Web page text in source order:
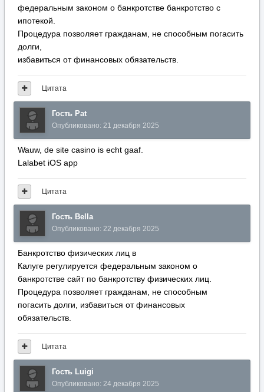
федеральным законом о банкротстве банкротство с
ипотекой.
Процедура позволяет гражданам, не способным погасить
долги,
избавиться от финансовых обязательств.
Цитата
Гость Pat
Опубликовано: 21 декабря 2025
Wauw, de site casino is echt gaaf.
Lalabet iOS app
Цитата
Гость Bella
Опубликовано: 22 декабря 2025
Банкротство физических лиц в
Калуге регулируется федеральным законом о
банкротстве сайт по банкротству физических лиц.
Процедура позволяет гражданам, не способным
погасить долги, избавиться от финансовых
обязательств.
Цитата
Гость Luigi
Опубликовано: 24 декабря 2025